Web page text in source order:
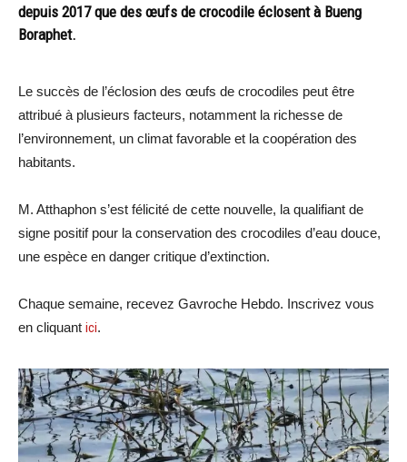
depuis 2017 que des œufs de crocodile éclosent à Bueng
Boraphet.
Le succès de l’éclosion des œufs de crocodiles peut être
attribué à plusieurs facteurs, notamment la richesse de
l’environnement, un climat favorable et la coopération des
habitants.
M. Atthaphon s’est félicité de cette nouvelle, la qualifiant de
signe positif pour la conservation des crocodiles d’eau douce,
une espèce en danger critique d’extinction.
Chaque semaine, recevez Gavroche Hebdo. Inscrivez vous
en cliquant ici.